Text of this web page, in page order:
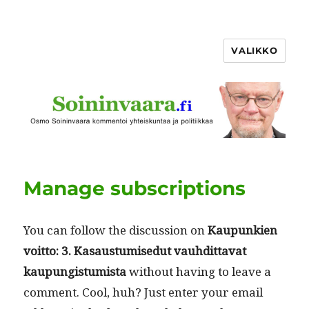
VALIKKO
Manage subscriptions
You can fol­low the dis­cus­sion onKaupunkien
voit­to: 3. Kasaus­tu­mise­dut vauhdit­ta­vat
kaupungis­tu­mistawith­out hav­ing to leave a
com­ment. Cool, huh? Just enter your email